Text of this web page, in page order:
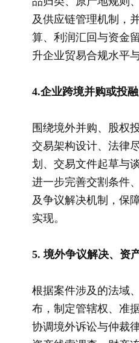
及供应链管理机制，
算、利润汇回与资金
升企业贸易合规水平
4.企业跨境并购或投融
围绕境外并购、股权
交易架构设计、法律
划、交易文件起草与
进一步完善交割条件
及争议解决机制，保
实现。
5. 境外争议解决、资
根据案件涉及的法域
布，制定管辖权、准
协调境外诉讼与仲裁